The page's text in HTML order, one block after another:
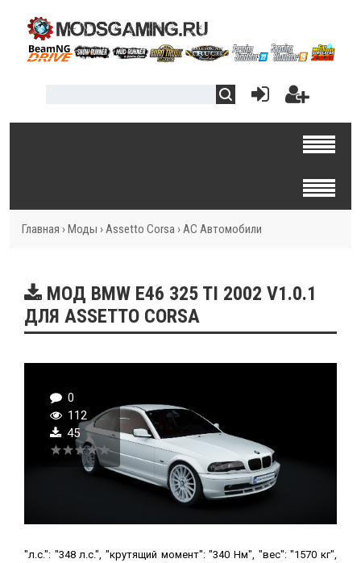
Главная › Моды ›Assetto Corsa ›AC Автомобили
МОД BMW E46 325 TI 2002 V1.0.1
ДЛЯ ASSETTO CORSA
0
112
45
"л.с.": "348 л.с.", "крутящий момент": "340 Нм", "вес": "1570 кг",